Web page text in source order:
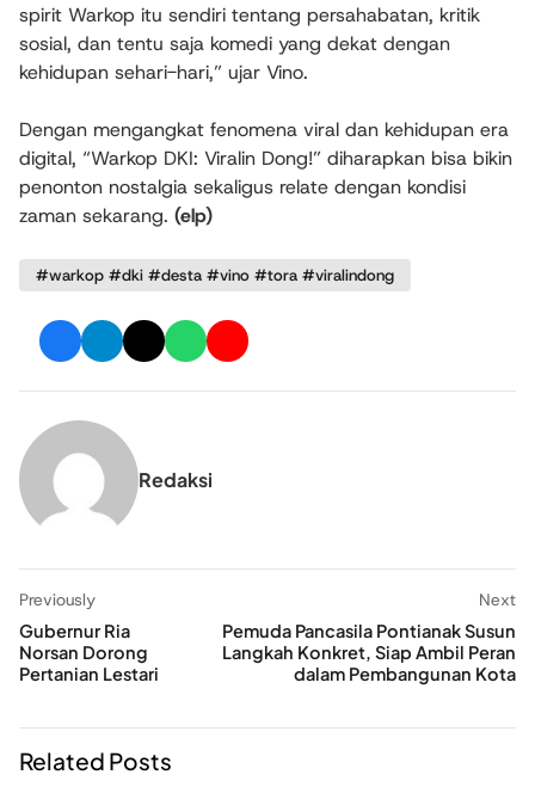
spirit Warkop itu sendiri tentang persahabatan, kritik
sosial, dan tentu saja komedi yang dekat dengan
kehidupan sehari-hari,” ujar Vino.
Dengan mengangkat fenomena viral dan kehidupan era
digital, “Warkop DKI: Viralin Dong!” diharapkan bisa bikin
penonton nostalgia sekaligus relate dengan kondisi
zaman sekarang. (elp)
#warkop #dki #desta #vino #tora #viralindong
Redaksi
Previously
Gubernur Ria
Norsan Dorong
Pertanian Lestari
Next
Pemuda Pancasila Pontianak Susun
Langkah Konkret, Siap Ambil Peran
dalam Pembangunan Kota
Related Posts